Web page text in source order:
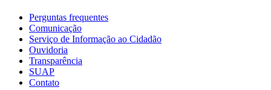
Perguntas frequentes
Comunicação
Serviço de Informação ao Cidadão
Ouvidoria
Transparência
SUAP
Contato